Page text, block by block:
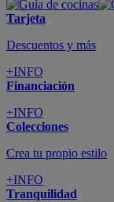
Tarjeta
Descuentos y más
+INFO
Financiación
+INFO
Colecciones
Crea tu propio estilo
+INFO
Tranquilidad